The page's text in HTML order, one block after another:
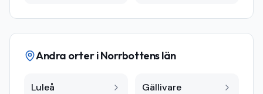
Andra orter iNorrbottens län
Luleå Gällivare